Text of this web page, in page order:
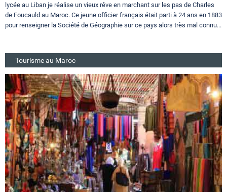
lycée au Liban je réalise un vieux rêve en marchant sur les pas de Charles
de Foucauld au Maroc. Ce jeune officier français était parti à 24 ans en 1883
pour renseigner la Société de Géographie sur ce pays alors très mal connu...
Tourisme au Maroc